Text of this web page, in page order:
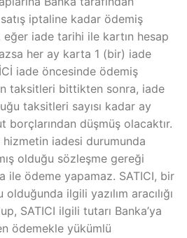
satış iptaline kadar ödemiş
iade tarihi ile kartın hesap
her ay karta 1 (bir) iade
iade öncesinde ödemiş
taksitleri bittikten sonra, iade
taksitleri sayısı kadar ay
borçlarından düşmüş olacaktır.
hizmetin iadesi durumunda
olduğu sözleşme gereği
ile ödeme yapamaz. SATICI, bir
ilgili yazılım aracılığı
SATICI ilgili tutarı Banka’ya
ödemekle yükümlü